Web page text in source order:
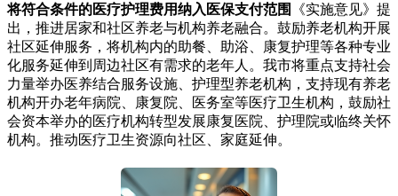
将符合条件的医疗护理费用纳入医保支付范围
《实施意见》提
出，推进居家和社区养老与机构养老融合。鼓励养老机构开展
社区延伸服务，将机构内的助餐、助浴、康复护理等各种专业
化服务延伸到周边社区有需求的老年人。我市将重点支持社会
力量举办医养结合服务设施、护理型养老机构，支持现有养老
机构开办老年病院、康复院、医务室等医疗卫生机构，鼓励社
会资本举办的医疗机构转型发展康复医院、护理院或临终关怀
机构。推动医疗卫生资源向社区、家庭延伸。